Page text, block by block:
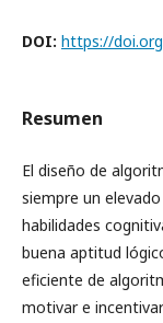
DOI: https://
Resumen
El diseño de
siempre un
habilidades
buena aptitud
eficiente de
motivar e